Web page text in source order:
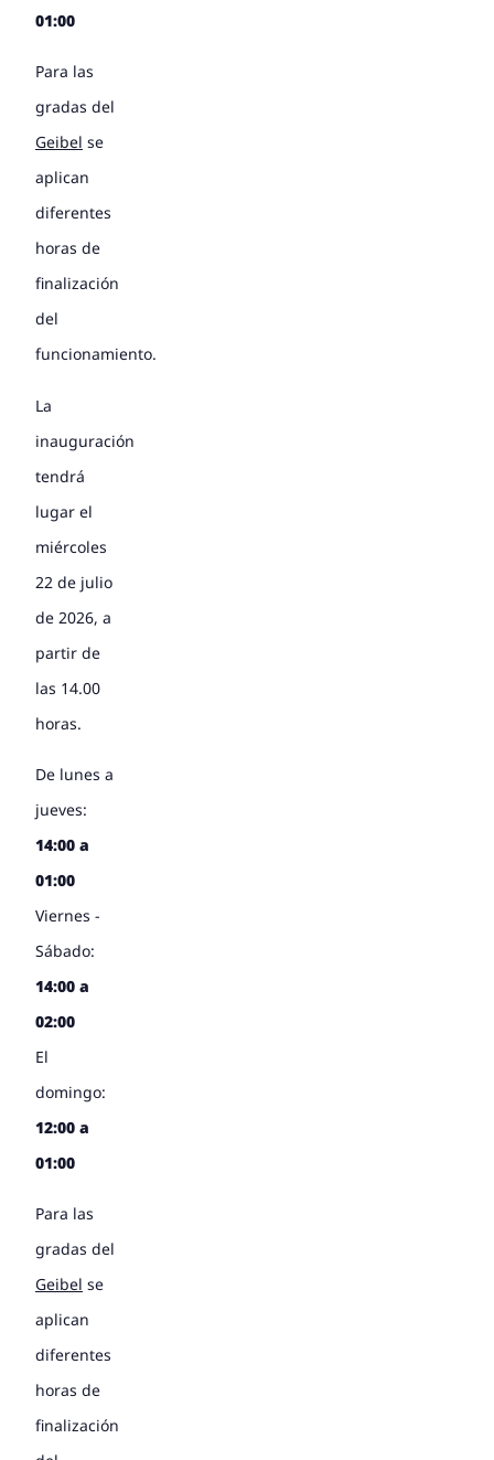
01:00
Para las
gradas del
Geibel se
aplican
diferentes
horas de
finalización
del
funcionamiento.
La
inauguración
tendrá
lugar el
miércoles
22 de julio
de 2026, a
partir de
las 14.00
horas.
De lunes a
jueves:
14:00 a
01:00
Viernes -
Sábado:
14:00 a
02:00
El
domingo:
12:00 a
01:00
Para las
gradas del
Geibel se
aplican
diferentes
horas de
finalización